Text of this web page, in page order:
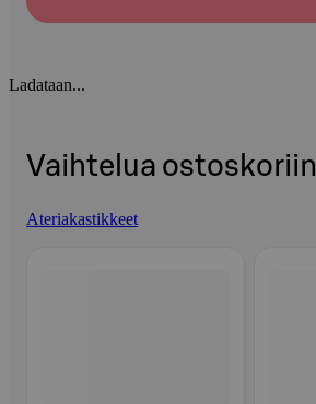
Ladataan...
Vaihtelua ostoskoriin
Ateriakastikkeet